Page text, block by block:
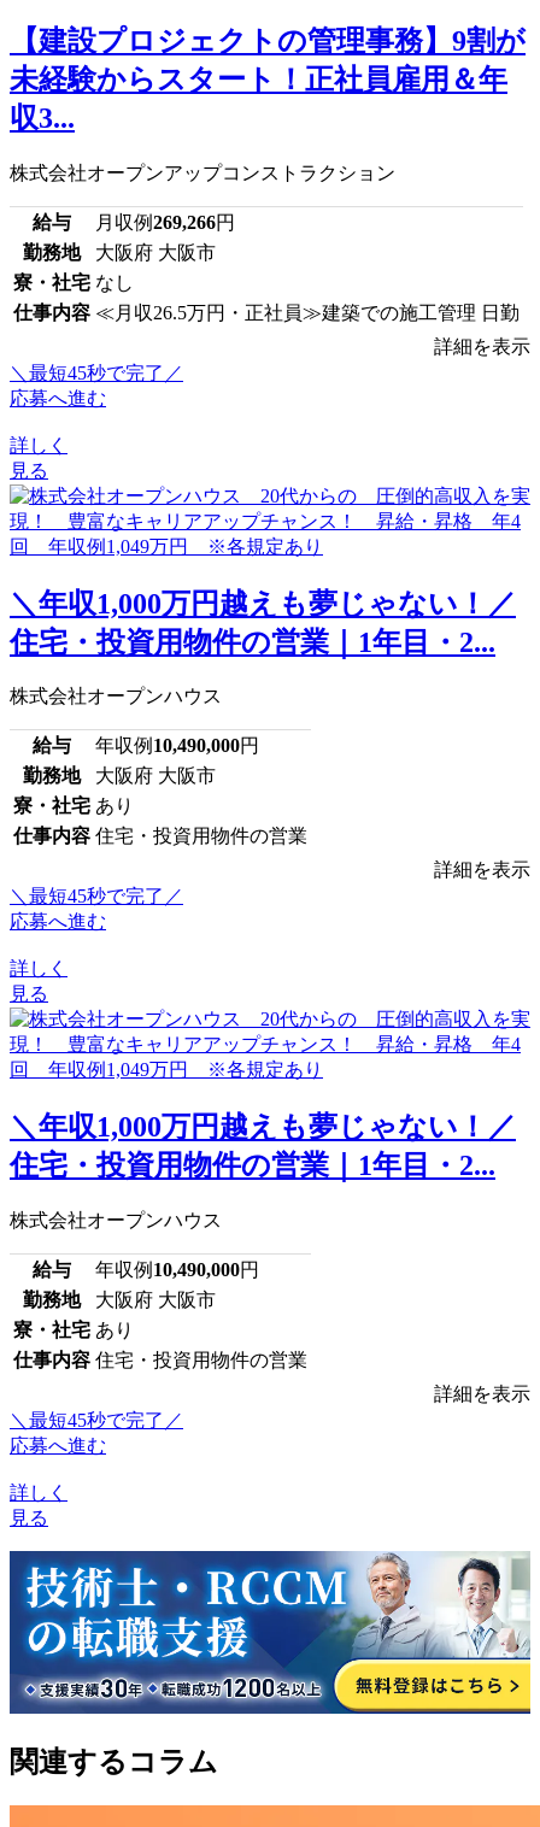
【建設プロジェクトの管理事務】9割が
未経験からスタート！正社員雇用＆年
収3...
株式会社オープンアップコンストラクション
給与 月収例269,266円
勤務地
大阪府 大阪市
寮・社宅 なし
仕事内容 ≪月収26.5万円・正社員≫建築での施工管理 日勤
詳細を表示
＼最短45秒で完了／
応募へ進む
詳しく
見る
＼年収1,000万円越えも夢じゃない！／
住宅・投資用物件の営業｜1年目・2...
株式会社オープンハウス
給与 年収例 10,490,000円
勤務地
大阪府 大阪市
寮・社宅 あり
仕事内容 住宅・投資用物件の営業
詳細を表示
＼最短45秒で完了／
応募へ進む
詳しく
見る
＼年収1,000万円越えも夢じゃない！／
住宅・投資用物件の営業｜1年目・2...
株式会社オープンハウス
給与 年収例 10,490,000円
勤務地
大阪府 大阪市
寮・社宅 あり
仕事内容 住宅・投資用物件の営業
詳細を表示
＼最短45秒で完了／
応募へ進む
詳しく
見る
関連するコラム